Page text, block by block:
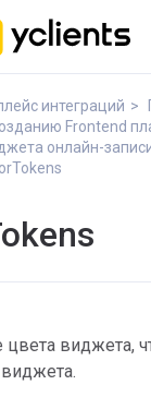
интеграций
Frontend
онлайн-
виджета,